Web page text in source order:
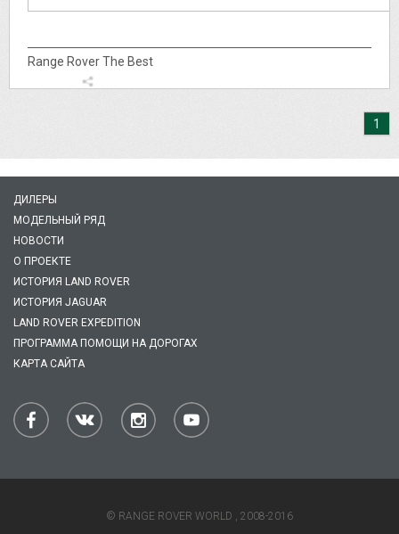
Range Rover The Best
1
ДИЛЕРЫ
МОДЕЛЬНЫЙ РЯД
НОВОСТИ
О ПРОЕКТЕ
ИСТОРИЯ LAND ROVER
ИСТОРИЯ JAGUAR
LAND ROVER EXPEDITION
ПРОГРАММА ПОМОЩИ НА ДОРОГАХ
КАРТА САЙТА
© RANGE ROVER WORLD , 2008-2016